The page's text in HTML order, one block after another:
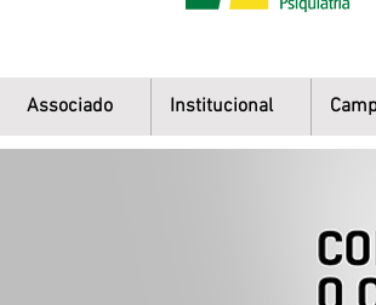
Associado Institucional